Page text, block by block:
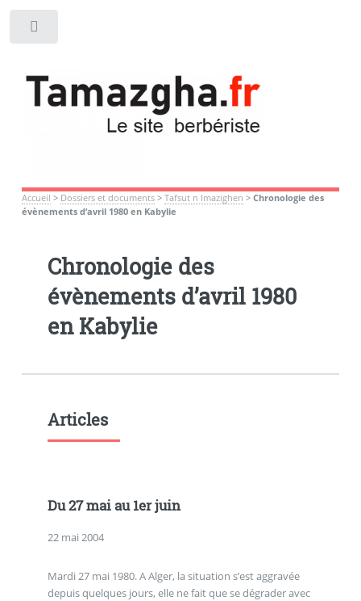
Accueil > Dossiers et documents> Tafsut n Imazighen > Chronologie des
évènements d’avril 1980 en Kabylie
Chronologie des
évènements d’avril 1980
en Kabylie
Articles
Du 27 mai au 1er juin
22 mai 2004
Mardi 27 mai 1980. A Alger, la situation s’est aggravée
depuis quelques jours, elle ne fait que se dégrader avec